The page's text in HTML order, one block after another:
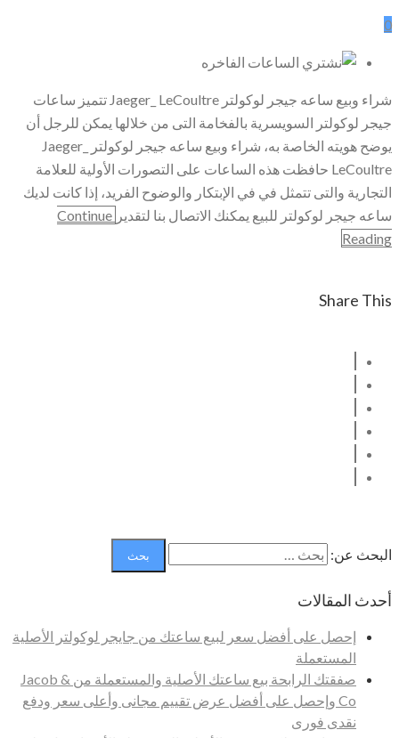
0
شراء وبيع ساعه جيجر لوكولتر Jaeger_ LeCoultre تتميز ساعات
جيجر لوكولتر السويسرية بالفخامة التى من خلالها يمكن للرجل أن
يوضح هويته الخاصة به، شراء وبيع ساعه جيجر لوكولتر Jaeger_
LeCoultre حافظت هذه الساعات على التصورات الأولية للعلامة
التجارية والتى تتمثل في في الإبتكار والوضوح الفريد، إذا كانت لديك
ساعه جيجر لوكولتر للبيع يمكنك الاتصال بنا لتقدير Continue
Reading
Share This
البحث عن:
أحدث المقالات
إحصل على أفضل سعر لبيع ساعتك من جايجر لوكولتر الأصلية
المستعملة
صفقتك الرابحة بيع ساعتك الأصلية والمستعملة من Jacob &
Co وإحصل على أفضل عرض تقييم مجانى وأعلى سعر ودفع
نقدى فورى